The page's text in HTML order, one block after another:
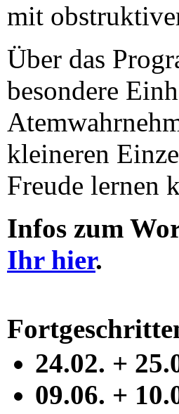
mit
Über das
besondere
kleineren
Freude lernen
Infos zum
Ihr hier.
24.02. +
09.06. +